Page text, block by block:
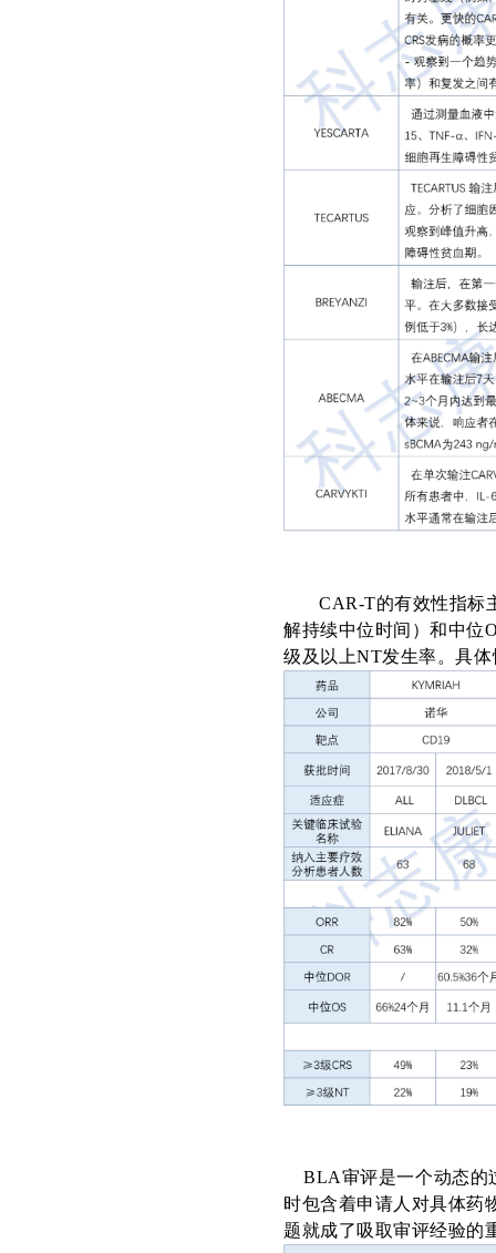
CAR-T的有效性指标
解持续中位时间）和中位
级及以上NT发生率。具
BLA审评是一个动态的
时包含着申请人对具体药
题就成了吸取审评经验的